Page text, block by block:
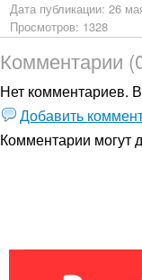
Дата публикации: 26
Просмотров: 1328
Комментарии
Нет комментариев.
Добавить
Комментарии могут